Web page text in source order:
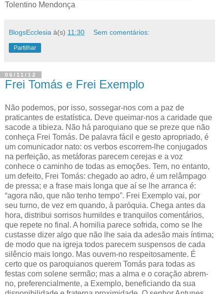
Tolentino Mendonça
BlogsEcclesia à(s) 11:30 Sem comentários:
Partilhar
06/11/12
Frei Tomás e Frei Exemplo
Não podemos, por isso, sossegar-nos com a paz de
praticantes de estatística. Deve queimar-nos a caridade que
sacode a tibieza. Não há paroquiano que se preze que não
conheça Frei Tomás. De palavra fácil e gesto apropriado, é
um comunicador nato: os verbos escorrem-lhe conjugados
na perfeição, as metáforas parecem cerejas e a voz
conhece o caminho de todas as emoções. Tem, no entanto,
um defeito, Frei Tomás: chegado ao adro, é um relâmpago
de pressa; e a frase mais longa que aí se lhe arranca é:
“agora não, que não tenho tempo”. Frei Exemplo vai, por
seu turno, de vez em quando, à paróquia. Chega antes da
hora, distribui sorrisos humildes e tranquilos comentários,
que repete no final. A homilia parece sofrida, como se lhe
custasse dizer algo que não lhe saia da adesão mais íntima;
de modo que na igreja todos parecem suspensos de cada
silêncio mais longo. Mas ouvem-no respeitosamente. É
certo que os paroquianos querem Tomás para todas as
festas com solene sermão; mas a alma e o coração abrem-
no, preferencialmente, a Exemplo, beneficiando da sua